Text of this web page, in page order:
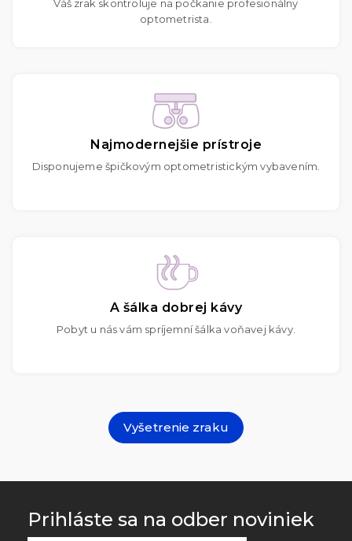
Váš zrak skontroluje na počkanie profesionálny
optometrista.
Najmodernejšie prístroje
Disponujeme špičkovým optometristickým vybavením.
A šálka dobrej kávy
Pobyt u nás vám spríjemní šálka voňavej kávy.
Vyšetrenie zraku
Prihláste sa na odber noviniek